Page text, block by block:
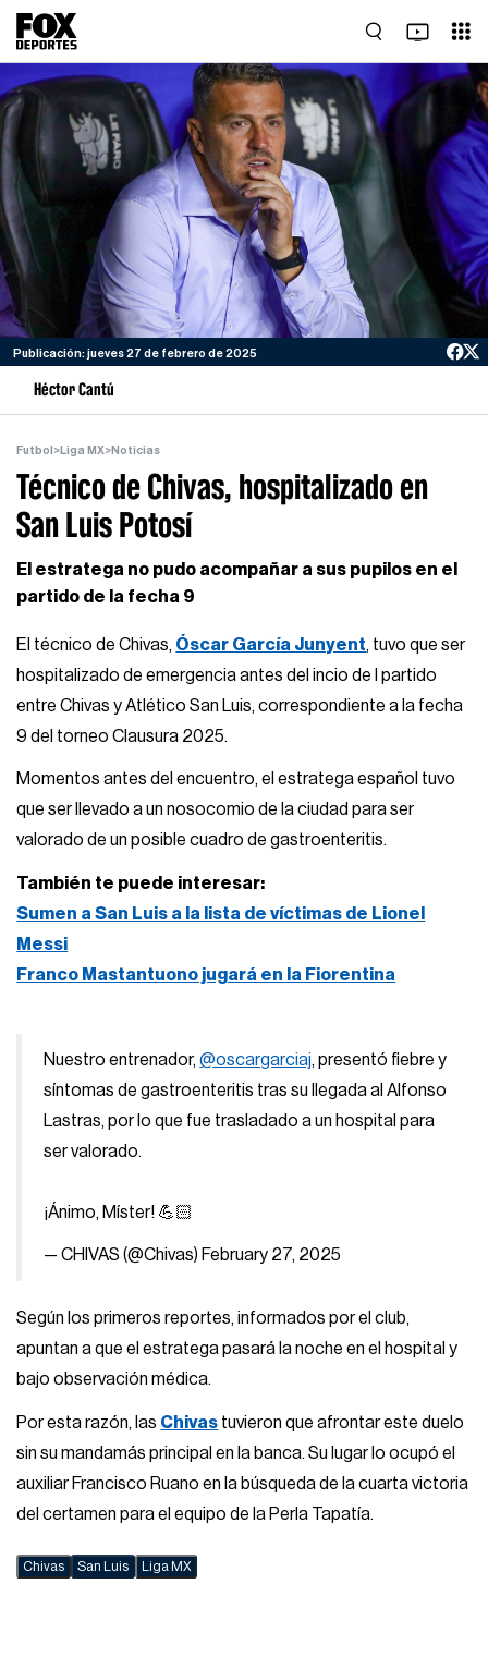
Publicación: jueves 27 de febrero de 2025
Héctor Cantú
Futbol >Liga MX>Noticias
Técnico de Chivas, hospitalizado en
San Luis Potosí
El estratega no pudo acompañar a sus pupilos en el
partido de la fecha 9
El técnico de Chivas, Óscar García Junyent, tuvo que ser
hospitalizado de emergencia antes del incio de l partido
entre Chivas y Atlético San Luis, correspondiente a la fecha
9 del torneo Clausura 2025.
Momentos antes del encuentro, el estratega español tuvo
que ser llevado a un nosocomio de la ciudad para ser
valorado de un posible cuadro de gastroenteritis.
También te puede interesar:
Sumen a San Luis a la lista de víctimas de Lionel
Messi
Franco Mastantuono jugará en la Fiorentina
Nuestro entrenador,@oscargarciaj, presentó fiebre y
síntomas de gastroenteritis tras su llegada al Alfonso
Lastras, por lo que fue trasladado a un hospital para
ser valorado.
¡Ánimo, Míster! 💪🏻
— CHIVAS (@Chivas) February 27, 2025
Según los primeros reportes, informados por el club,
apuntan a que el estratega pasará la noche en el hospital y
bajo observación médica.
Por esta razón, las Chivas tuvieron que afrontar este duelo
sin su mandamás principal en la banca. Su lugar lo ocupó el
auxiliar Francisco Ruano en la búsqueda de la cuarta victoria
del certamen para el equipo de la Perla Tapatía.
Chivas San Luis Liga MX